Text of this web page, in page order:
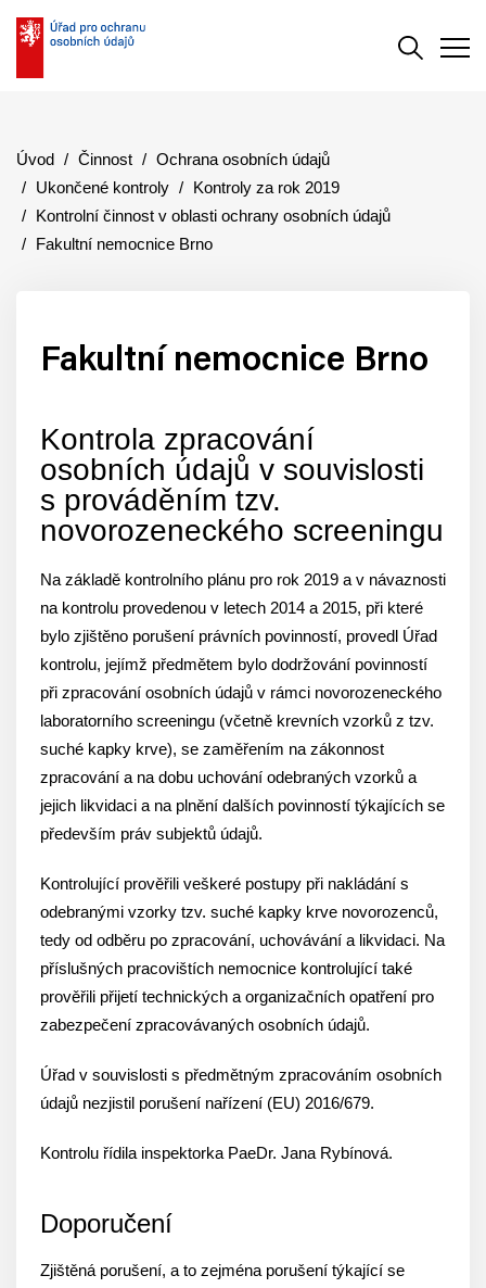
Úvod Činnost
Ochrana osobních údajů
Ukončené kontroly
Kontroly za rok 2019
Kontrolní činnost v oblasti ochrany osobních údajů
Fakultní nemocnice Brno
Fakultní nemocnice Brno
Kontrola zpracování
osobních údajů v souvislosti
s prováděním tzv.
novorozeneckého screeningu
Na základě kontrolního plánu pro rok 2019 a v návaznosti
na kontrolu provedenou v letech 2014 a 2015, při které
bylo zjištěno porušení právních povinností, provedl Úřad
kontrolu, jejímž předmětem bylo dodržování povinností
při zpracování osobních údajů v rámci novorozeneckého
laboratorního screeningu (včetně krevních vzorků z tzv.
suché kapky krve), se zaměřením na zákonnost
zpracování a na dobu uchování odebraných vzorků a
jejich likvidaci a na plnění dalších povinností týkajících se
především práv subjektů údajů.
Kontrolující prověřili veškeré postupy při nakládání s
odebranými vzorky tzv. suché kapky krve novorozenců,
tedy od odběru po zpracování, uchovávání a likvidaci. Na
příslušných pracovištích nemocnice kontrolující také
prověřili přijetí technických a organizačních opatření pro
zabezpečení zpracovávaných osobních údajů.
Úřad v souvislosti s předmětným zpracováním osobních
údajů nezjistil porušení nařízení (EU) 2016/679.
Kontrolu řídila inspektorka PaeDr. Jana Rybínová.
Doporučení
Zjištěná porušení, a to zejména porušení týkající se